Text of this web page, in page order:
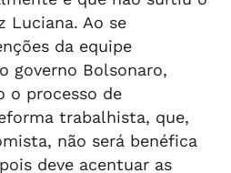
Luciana. Ao se
da equipe
governo Bolsonaro,
o processo de
trabalhista, que,
não será benéfica
deve acentuar as